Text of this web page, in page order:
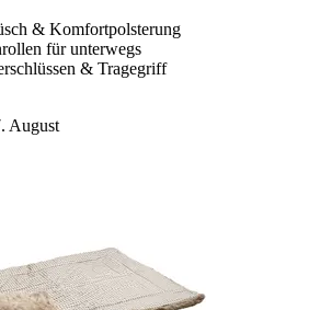
& Komfortpolsterung
für unterwegs
& Tragegriff
August